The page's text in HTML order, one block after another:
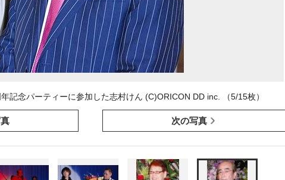
記念パーティーに参加した志村けん (C)ORICON DD inc. （5/15枚）
次の写真